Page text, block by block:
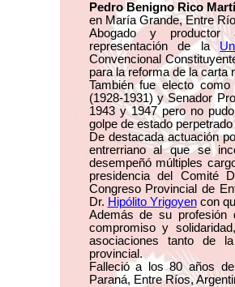
Pedro Benigno Rico
en María Grande, Entre
Abogado y productor
representación de la
Convencional
para la reforma de la carta
También fue electo
(1928-1931) y Senador
1943 y 1947 pero no
golpe de estado perpetrado
De destacada actuación
entrerriano al que se
desempeñó múltiples
presidencia del Comité
Congreso Provincial de
Dr. Hipólito Yrigoyencon
Además de su profesión
compromiso y
asociaciones tanto de
provincial.
Falleció a los 80 años
Paraná, Entre Ríos,